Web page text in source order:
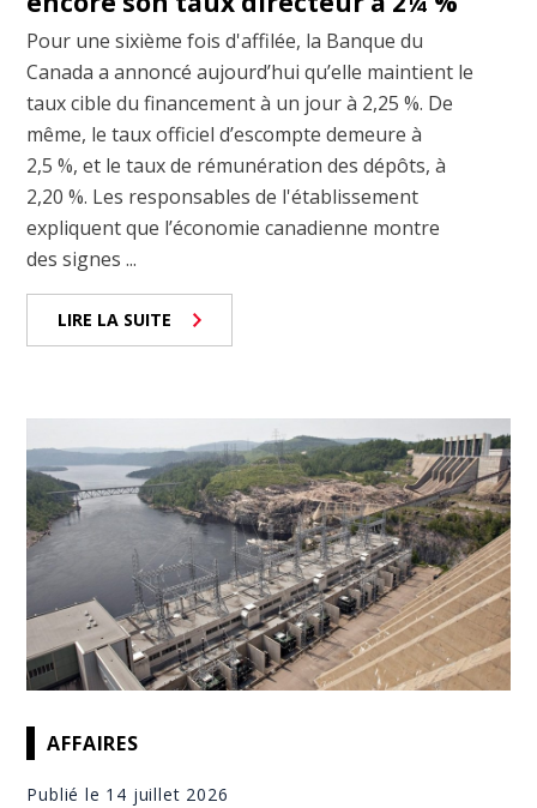
Pour une sixième fois d'affilée, la Banque du
Canada a annoncé aujourd’hui qu’elle maintient le
taux cible du financement à un jour à 2,25 %. De
même, le taux officiel d’escompte demeure à
2,5 %, et le taux de rémunération des dépôts, à
2,20 %. Les responsables de l'établissement
expliquent que l’économie canadienne montre
des signes ...
LIRE LA SUITE
AFFAIRES
Publié le 14 juillet 2026